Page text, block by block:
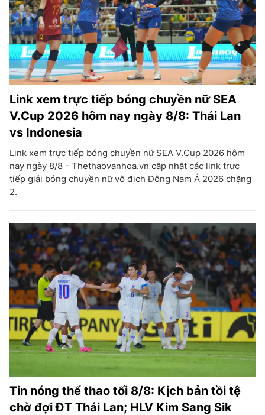
Link xem trực tiếp bóng chuyền nữ SEA
V.Cup 2026 hôm nay ngày 8/8: Thái Lan
vs Indonesia
Link xem trực tiếp bóng chuyền nữ SEA V.Cup 2026 hôm
nay ngày 8/8 - Thethaovanhoa.vn cập nhật các link trực
tiếp giải bóng chuyền nữ vô địch Đông Nam Á 2026 chặng
2.
Tin nóng thể thao tối 8/8: Kịch bản tồi tệ
chờ đợi ĐT Thái Lan; HLV Kim Sang Sik